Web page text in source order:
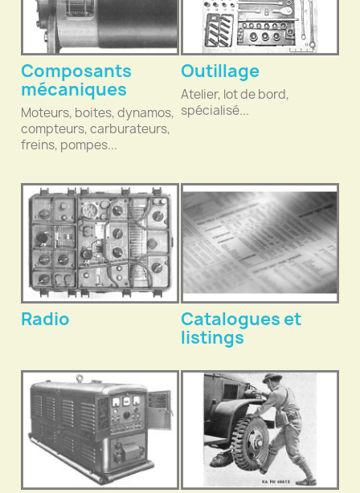
Composants
mécaniques
Moteurs, boites, dynamos,
compteurs, carburateurs,
freins, pompes...
Outillage
Atelier, lot de bord,
spécialisé...
Radio Catalogues et
listings